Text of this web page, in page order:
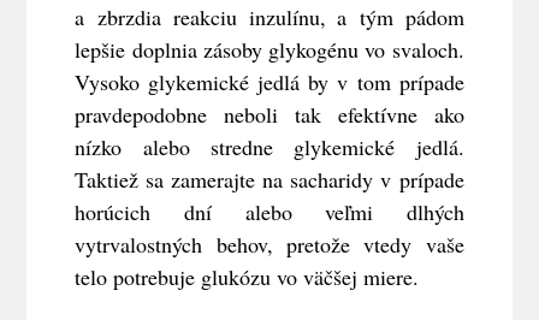
a zbrzdia reakciu inzulínu, a tým pádom
lepšie doplnia zásoby glykogénu vo svaloch.
Vysoko glykemické jedlá by v tom prípade
pravdepodobne neboli tak efektívne ako
nízko alebo stredne glykemické jedlá.
Taktiež sa zamerajte na sacharidy v prípade
horúcich dní alebo veľmi dlhých
vytrvalostných behov, pretože vtedy vaše
telo potrebuje glukózu vo väčšej miere.